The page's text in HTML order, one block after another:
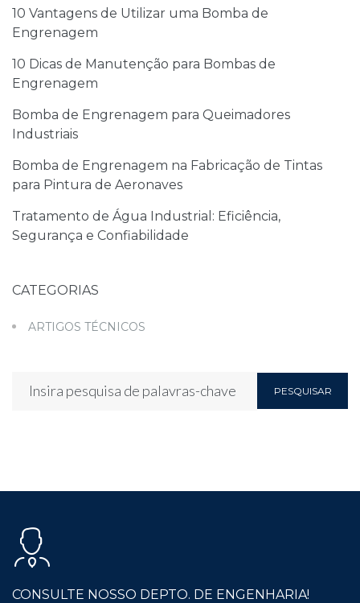
10 Vantagens de Utilizar uma Bomba de
Engrenagem
10 Dicas de Manutenção para Bombas de
Engrenagem
Bomba de Engrenagem para Queimadores
Industriais
Bomba de Engrenagem na Fabricação de Tintas
para Pintura de Aeronaves
Tratamento de Água Industrial: Eficiência,
Segurança e Confiabilidade
CATEGORIAS
ARTIGOS TÉCNICOS
PESQUISAR
CONSULTE NOSSO DEPTO. DE ENGENHARIA!